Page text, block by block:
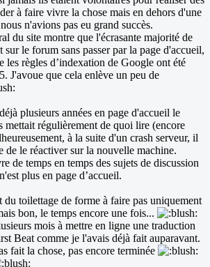
à faire vivre la chose mais en dehors d'une
n'avions pas eu grand succès.
du site montre que l'écrasante majorité de
le forum sans passer par la page d'accueil,
les règles d’indexation de Google ont été
J'avoue que cela enlève un peu de
plusieurs années en page d'accueil le
régulièrement de quoi lire (encore
à la suite d'un crash serveur, il
de le réactiver sur la nouvelle machine.
de temps en temps des sujets de discussion
plus en page d’accueil.
toilettage de forme à faire pas uniquement
bon, le temps encore une fois...
mois à mettre en ligne une traduction
Beat comme je l'avais déjà fait auparavant.
fait la chose, pas encore terminée